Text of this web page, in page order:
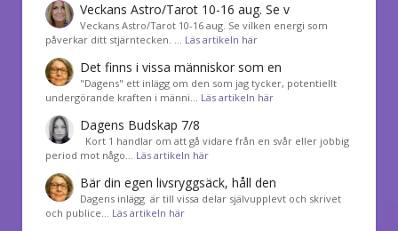
Veckans Astro/Tarot 10-16 aug. Se v
Veckans Astro/Tarot 10-16 aug. Se vilken energi som
påverkar ditt stjärntecken. … Läs artikeln här
Det finns i vissa människor som en
"Dagens" ett inlägg om den som jag tycker, potentiellt
undergörande kraften i männi… Läs artikeln här
Dagens Budskap 7/8
Kort 1 handlar om att gå vidare från en svår eller jobbig
period mot någo… Läs artikeln här
Bär din egen livsryggsäck, håll den
Dagens inlägg är till vissa delar självupplevt och skrivet
och publice… Läs artikeln här